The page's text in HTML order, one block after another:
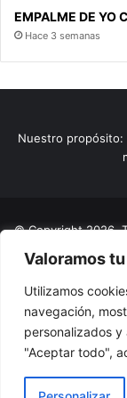
Valoramos
Utilizamos
navegación,
personalizados
"Aceptar todo",
EMPALME DE YO
Hace 3 semanas
Nuestro propósito:
© Copyright 2026,
Home
Actualidad
El